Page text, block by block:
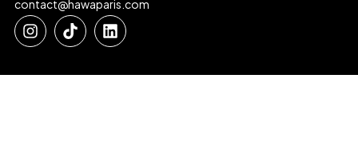
contact@hawaparis.com